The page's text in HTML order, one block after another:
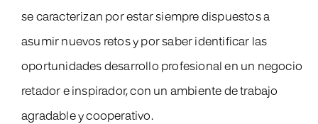
se caracterizan por estar siempre dispuestos a
asumir nuevos retos y por saber identificar las
oportunidades desarrollo profesional en un negocio
retador e inspirador, con un ambiente de trabajo
agradable y cooperativo.